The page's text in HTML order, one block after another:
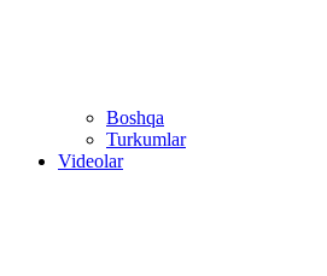
Boshqa
Turkumlar
Videolar